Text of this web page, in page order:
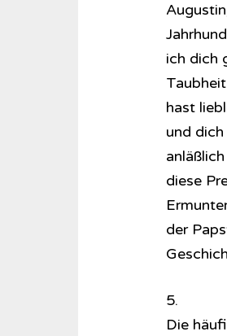
ich dich
hast
und dich
diese
der
5.
Die